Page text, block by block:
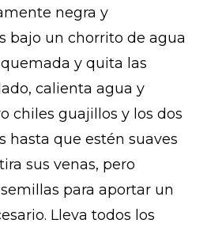
negra y
bajo un chorrito de agua
y quita las
calienta agua y
chiles guajillos y los dos
hasta que estén suaves
sus venas, pero
para aportar un
Lleva todos los